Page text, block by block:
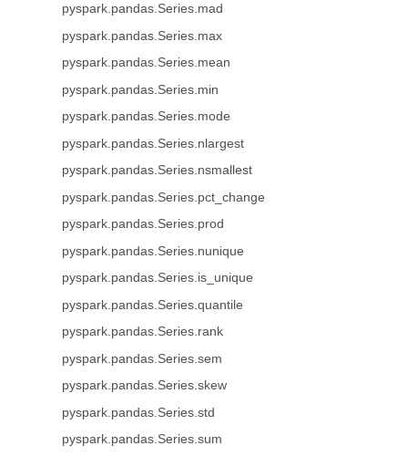
pyspark.pandas.Series.mad
pyspark.pandas.Series.max
pyspark.pandas.Series.mean
pyspark.pandas.Series.min
pyspark.pandas.Series.mode
pyspark.pandas.Series.nlargest
pyspark.pandas.Series.nsmallest
pyspark.pandas.Series.pct_change
pyspark.pandas.Series.prod
pyspark.pandas.Series.nunique
pyspark.pandas.Series.is_unique
pyspark.pandas.Series.quantile
pyspark.pandas.Series.rank
pyspark.pandas.Series.sem
pyspark.pandas.Series.skew
pyspark.pandas.Series.std
pyspark.pandas.Series.sum